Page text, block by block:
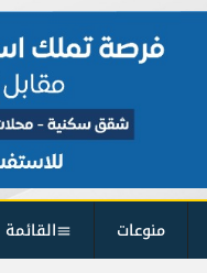
منوعات القائمة